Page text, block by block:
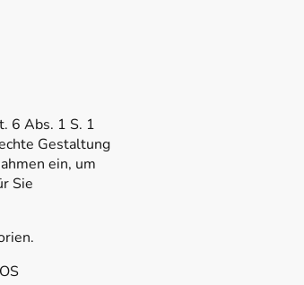
6 Abs. 1 S. 1
Gestaltung
ein, um
Sie